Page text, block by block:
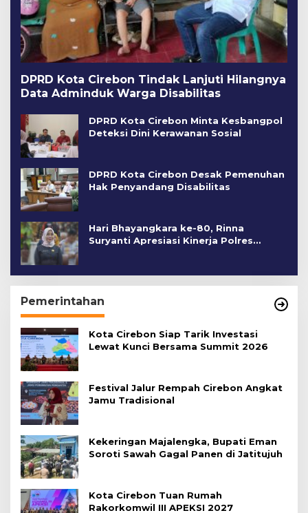
DPRD Kota Cirebon Tindak Lanjuti Hilangnya
Data Adminduk Warga Disabilitas
DPRD Kota Cirebon Minta Kesbangpol
Deteksi Dini Kerawanan Sosial
DPRD Kota Cirebon Desak Pemenuhan
Hak Penyandang Disabilitas
Hari Bhayangkara ke-80, Rinna
Suryanti Apresiasi Kinerja Polres
Pemerintahan
Kota Cirebon Siap Tarik Investasi
Lewat Kunci Bersama Summit 2026
Festival Jalur Rempah Cirebon Angkat
Jamu Tradisional
Kekeringan Majalengka, Bupati Eman
Soroti Sawah Gagal Panen di Jatitujuh
Kota Cirebon Tuan Rumah
Rakorkomwil III APEKSI 2027